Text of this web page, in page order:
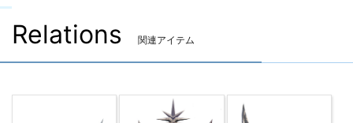
Relations 関連アイテム